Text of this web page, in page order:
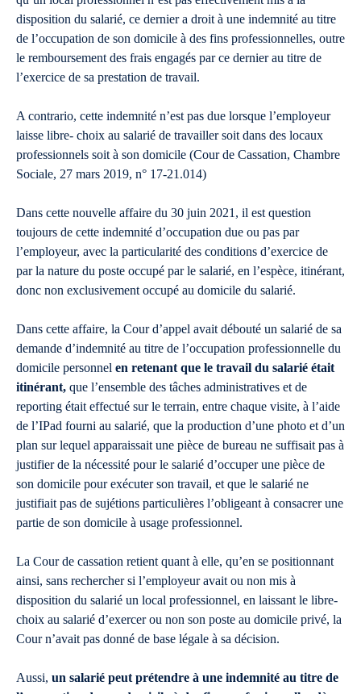
disposition du salarié, ce dernier a droit à une indemnité au titre
de l’occupation de son domicile à des fins professionnelles, outre
le remboursement des frais engagés par ce dernier au titre de
l’exercice de sa prestation de travail.
A contrario, cette indemnité n’est pas due lorsque l’employeur
laisse libre- choix au salarié de travailler soit dans des locaux
professionnels soit à son domicile (Cour de Cassation, Chambre
Sociale, 27 mars 2019, n° 17-21.014)
Dans cette nouvelle affaire du 30 juin 2021, il est question
toujours de cette indemnité d’occupation due ou pas par
l’employeur, avec la particularité des conditions d’exercice de
par la nature du poste occupé par le salarié, en l’espèce, itinérant,
donc non exclusivement occupé au domicile du salarié.
Dans cette affaire, la Cour d’appel avait débouté un salarié de sa
demande d’indemnité au titre de l’occupation professionnelle du
domicile personnel en retenant que le travail du salarié était
itinérant, que l’ensemble des tâches administratives et de
reporting était effectué sur le terrain, entre chaque visite, à l’aide
de l’IPad fourni au salarié, que la production d’une photo et d’un
plan sur lequel apparaissait une pièce de bureau ne suffisait pas à
justifier de la nécessité pour le salarié d’occuper une pièce de
son domicile pour exécuter son travail, et que le salarié ne
justifiait pas de sujétions particulières l’obligeant à consacrer une
partie de son domicile à usage professionnel.
La Cour de cassation retient quant à elle, qu’en se positionnant
ainsi, sans rechercher si l’employeur avait ou non mis à
disposition du salarié un local professionnel, en laissant le libre-
choix au salarié d’exercer ou non son poste au domicile privé, la
Cour n’avait pas donné de base légale à sa décision.
Aussi, un salarié peut prétendre à une indemnité au titre de